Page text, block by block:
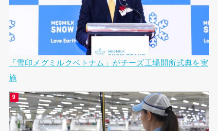
「雪印メグミルクベトナム」がチーズ工場開所式典を実
施